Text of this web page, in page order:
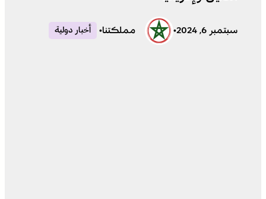
سبتمبر 6, 2024 • مملكتنا• أخبار دولية